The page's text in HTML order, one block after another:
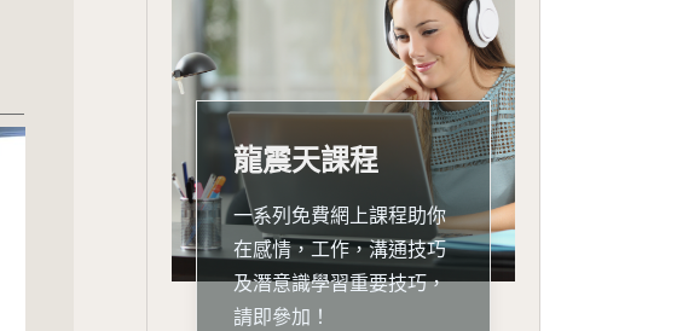
龍震天課程
一系列免費網上課程助你
在感情，工作，溝通技巧
及潛意識學習重要技巧，
請即參加！